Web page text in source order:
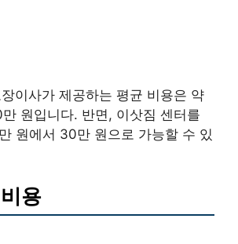
이사가 제공하는 평균 비용은 약
원입니다. 반면, 이삿짐 센터를
원에서 30만 원으로 가능할 수 있
용